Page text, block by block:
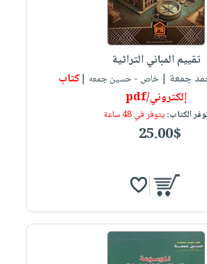
تقييم المباني التراثية
جمعة | خاص - حسين جمعه |كتاب
إلكتروني/pdf
الكتاب:يتوفر في 48 ساعة
25.00$